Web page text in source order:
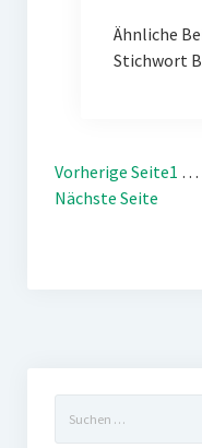
Ähnliche
Stichwort
Vorherige Seite1 …
Nächste Seite
nach: